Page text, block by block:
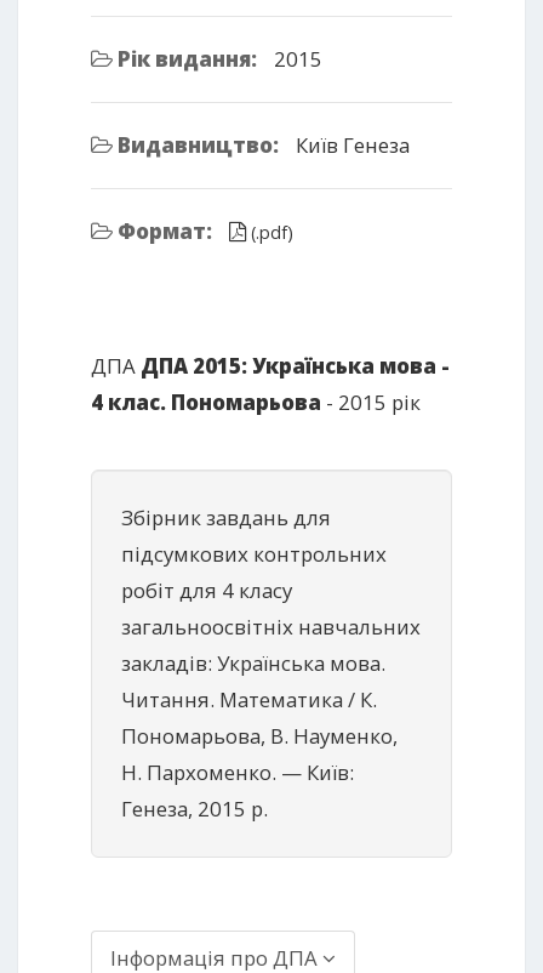
Рік видання: 2015
Видавництво: Київ Генеза
Формат: (.pdf)
ДПА ДПА 2015: Українська мова -
4 клас. Пономарьова - 2015 рік
Збірник завдань для
підсумкових контрольних
робіт для 4 класу
загальноосвітніх навчальних
закладів: Українська мова.
Читання. Математика / К.
Пономарьова, В. Науменко,
Н. Пархоменко. — Київ:
Генеза, 2015 р.
Інформація про ДПА